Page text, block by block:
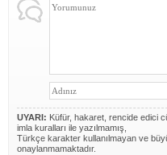
UYARI: Küfür, hakaret, rencide edici
imla kuralları ile yazılmamış,
Türkçe karakter kullanılmayan ve
onaylanmamaktadır.